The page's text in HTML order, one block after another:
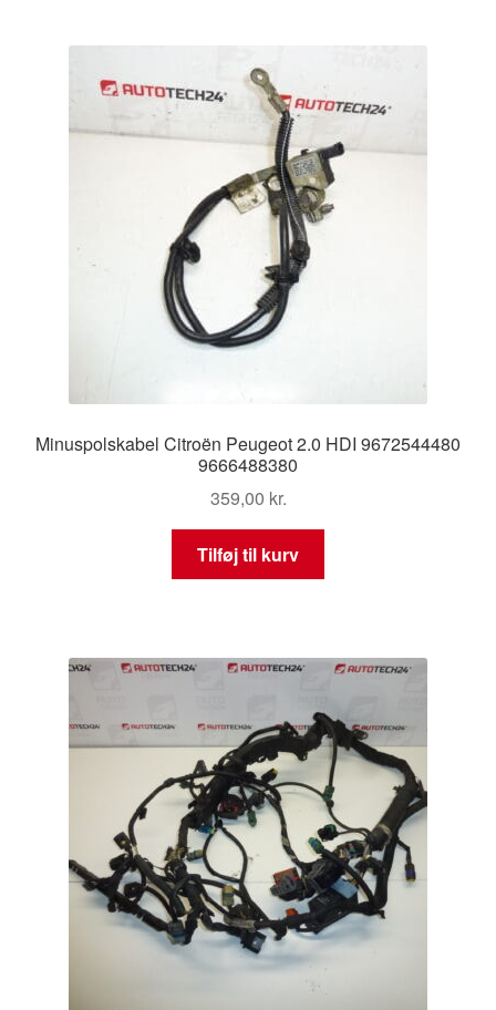
Minuspolskabel Citroën Peugeot 2.0 HDI 9672544480
9666488380
359,00 kr.
Tilføj til kurv